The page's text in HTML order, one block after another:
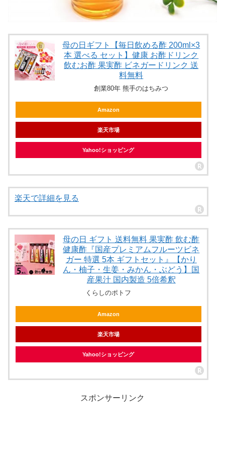
母の日ギフト【毎日飲める酢 200ml×3
本 選べる セット】健康 お酢ドリンク
飲むお酢 果実酢 ビネガードリンク 送
料無料
創業80年 熊手のはちみつ
Amazon
楽天市場
Yahoo!ショッピング
楽天で詳細を見る
母の日 ギフト 送料無料 果実酢 飲む酢
健康酢『国産プレミアムフルーツビネ
ガー 特選 5本 ギフトセット』【かり
ん・柚子・生姜・みかん・ぶどう】国
産果汁 国内製造 5倍希釈
くらしのポトフ
Amazon
楽天市場
Yahoo!ショッピング
スポンサーリンク